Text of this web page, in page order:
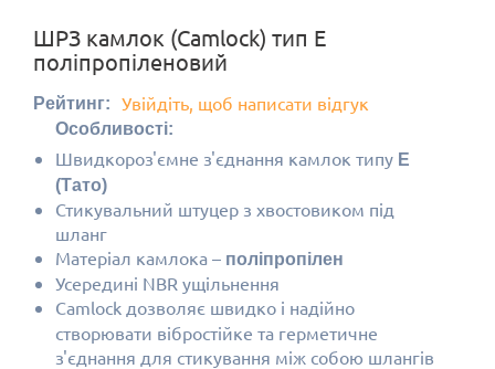
ШРЗ камлок (Camlock) тип E
поліпропіленовий
Рейтинг: Увійдіть, щоб написати відгук
Особливості:
Швидкороз'ємне з'єднання камлок типу E
(Тато)
Стикувальний штуцер з хвостовиком під
шланг
Матеріал камлока – поліпропілен
Усередині NBR ущільнення
Camlock дозволяє швидко і надійно
створювати вібростійке та герметичне
з'єднання для стикування між собою шлангів